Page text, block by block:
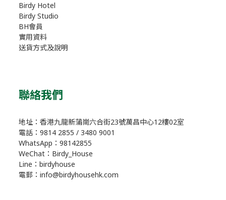
Birdy Hotel
Birdy Studio
BH會員
實用資料
送貨方式及說明
聯絡我們
地址：香港九龍新蒲崗六合街23號萬昌中心12樓02室
電話：9814 2855 / 3480 9001
WhatsApp：98142855
WeChat：Birdy_House
Line：birdyhouse
電郵：info@birdyhousehk.com